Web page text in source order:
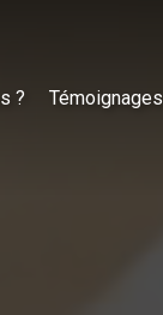
? Témoignages